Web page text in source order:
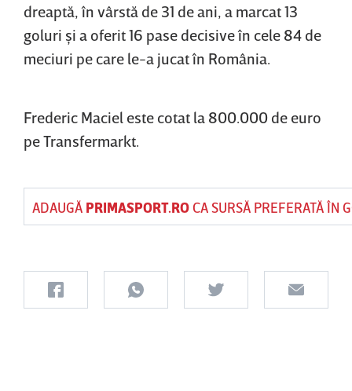
dreaptă, în vârstă de 31 de ani, a marcat 13
goluri şi a oferit 16 pase decisive în cele 84 de
meciuri pe care le-a jucat în România.
Frederic Maciel este cotat la 800.000 de euro
pe Transfermarkt.
ADAUGĂ PRIMASPORT.ROCA SURSĂ PREFERATĂ ÎN